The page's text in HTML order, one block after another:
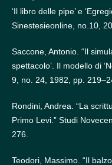
‘Il libro delle pipe’ e
Sinestesieonline, no.10,
Saccone, Antonio. “Il
spettacolo’. Il modello di
9, no. 24, 1982, pp.
Rondini, Andrea. “La
Primo Levi.” Studi
276.
Teodori, Massimo. “Il